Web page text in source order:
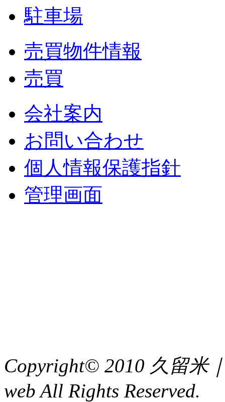
駐車場
売買物件情報
売買
会社案内
お問い合わせ
個人情報保護指針
管理画面
Copyright© 2010 久留米
web All Rights Reserved.